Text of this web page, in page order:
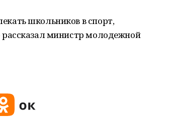
школьников в спорт,
рассказал министр молодежной